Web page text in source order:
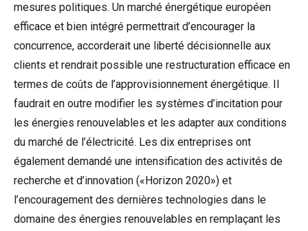
mesures politiques. Un marché énergétique européen
efficace et bien intégré permettrait d’encourager la
concurrence, accorderait une liberté décisionnelle aux
clients et rendrait possible une restructuration efficace en
termes de coûts de l’approvisionnement énergétique. Il
faudrait en outre modifier les systèmes d’incitation pour
les énergies renouvelables et les adapter aux conditions
du marché de l’électricité. Les dix entreprises ont
également demandé une intensification des activités de
recherche et d’innovation («Horizon 2020») et
l’encouragement des dernières technologies dans le
domaine des énergies renouvelables en remplaçant les